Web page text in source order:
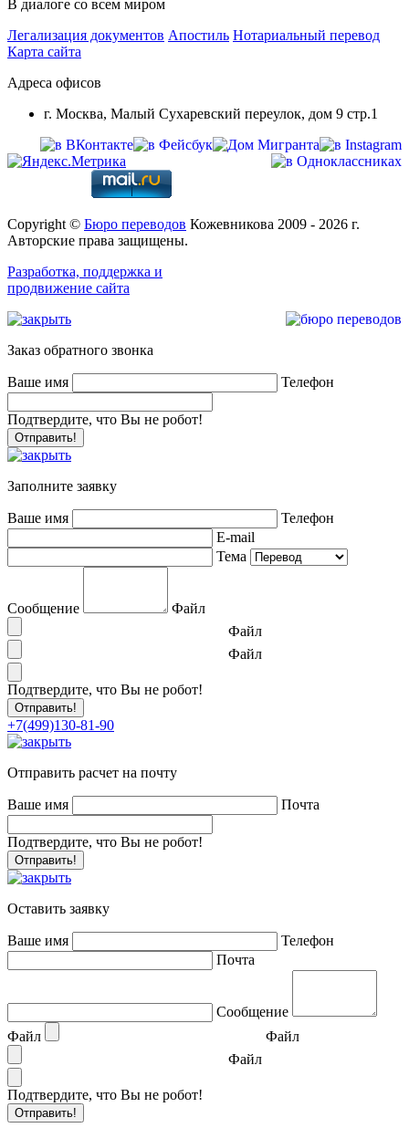
В диалоге со всем миром
Легализация документов Апостиль Нотариальный перевод
Карта сайта
Адреса офисов
г. Москва, Малый Сухаревский переулок, дом 9 стр.1
Copyright © Бюро переводов Кожевникова 2009 - 2026 г.
Авторские права защищены.
Разработка, поддержка и
продвижение сайта
Заказ обратного звонка
Ваше имя Телефон
Подтвердите, что Вы не робот!
Заполните заявку
Ваше имя
Телефон
E-mail
Тема
Сообщение
Файл
Файл
Файл
Подтвердите, что Вы не робот!
+7(499)130-81-90
Отправить расчет на почту
Ваше имя Почта
Подтвердите, что Вы не робот!
Оставить заявку
Ваше имя
Телефон
Почта
Сообщение
Файл
Файл
Файл
Подтвердите, что Вы не робот!